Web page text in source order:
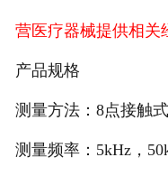
营医疗器械提供相关
产品规格
测量方法：8点接触
测量频率：5kHz，